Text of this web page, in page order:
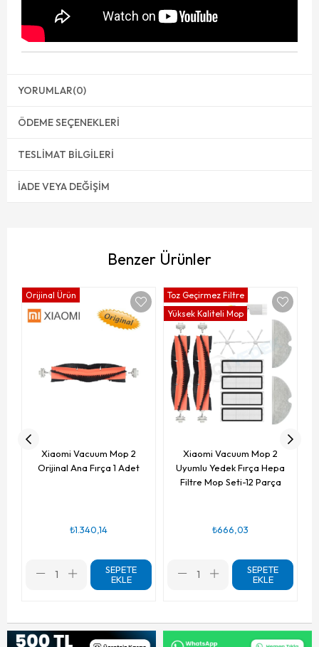
YORUMLAR(0)
ÖDEME SEÇENEKLERI
TESLIMAT BILGILERI
İADE VEYA DEĞIŞIM
Benzer Ürünler
Xiaomi Vacuum Mop 2
Orijinal Ana Fırça 1 Adet
₺1.340,14
SEPETE
EKLE
Orijinal Ürün
Xiaomi Vacuum Mop 2
Uyumlu Yedek Fırça Hepa
Filtre Mop Seti-12 Parça
₺666,03
SEPETE
EKLE
Toz Geçirmez Filtre
Yüksek Kaliteli Mop